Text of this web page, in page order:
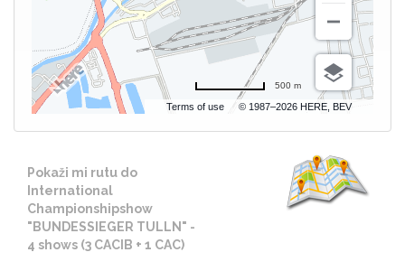
Terms of use © 1987–2026 HERE, BEV
500 m
Pokaži mi rutu do
International
Championshipshow
"BUNDESSIEGER TULLN" -
4 shows (3 CACIB + 1 CAC)